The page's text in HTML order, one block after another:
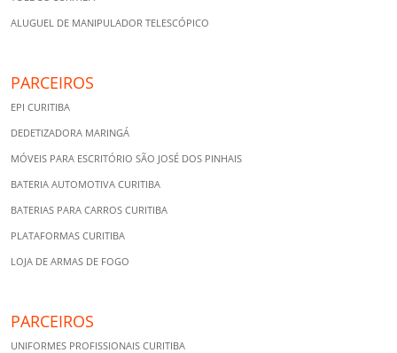
ALUGUEL DE MANIPULADOR TELESCÓPICO
PARCEIROS
EPI CURITIBA
DEDETIZADORA MARINGÁ
MÓVEIS PARA ESCRITÓRIO SÃO JOSÉ DOS PINHAIS
BATERIA AUTOMOTIVA CURITIBA
BATERIAS PARA CARROS CURITIBA
PLATAFORMAS CURITIBA
LOJA DE ARMAS DE FOGO
PARCEIROS
UNIFORMES PROFISSIONAIS CURITIBA